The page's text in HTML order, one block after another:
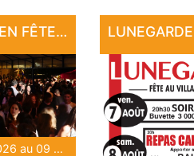
CUZANCE EN FÊTE !!
du 07 Août 2026 au 09 Août 2026